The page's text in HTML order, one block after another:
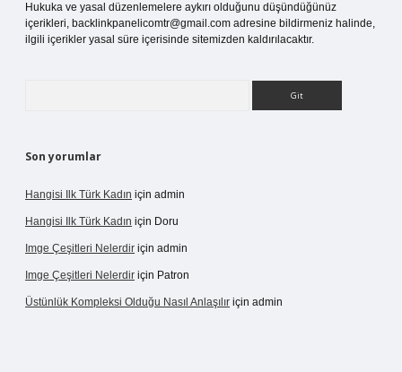
Hukuka ve yasal düzenlemelere aykırı olduğunu düşündüğünüz
içerikleri, backlinkpanelicomtr@gmail.com adresine bildirmeniz halinde,
ilgili içerikler yasal süre içerisinde sitemizden kaldırılacaktır.
Son yorumlar
Hangisi Ilk Türk Kadın için admin
Hangisi Ilk Türk Kadın için Doru
Imge Çeşitleri Nelerdir için admin
Imge Çeşitleri Nelerdir için Patron
Üstünlük Kompleksi Olduğu Nasıl Anlaşılır için admin